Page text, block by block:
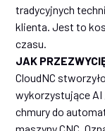
tradycyjnych
klienta. Jest to
czasu.
JAK
CloudNC
wykorzystujące
chmury do
maszyny CNC.